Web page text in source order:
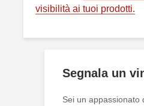
visibilità ai tuoi prodotti.
Segnala un
Sei un appassionato